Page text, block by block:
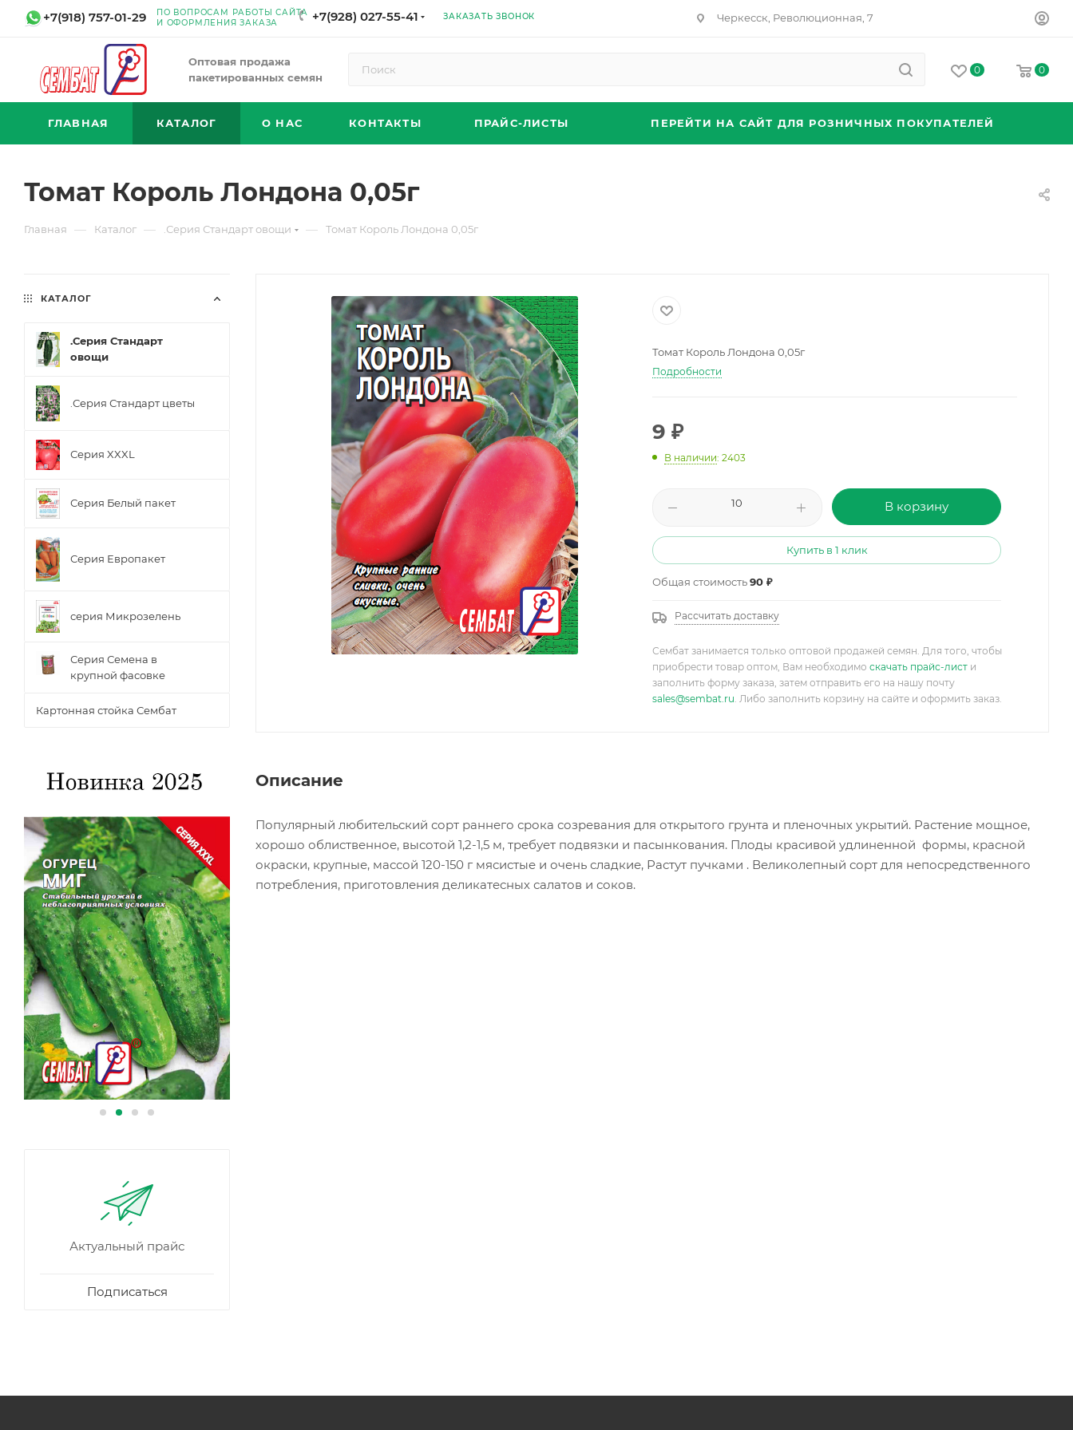
+7(918) 757-01-29
ПО ВОПРОСАМ РАБОТЫ САЙТА
И ОФОРМЛЕНИЯ ЗАКАЗА
+7(928) 027-55-41 ЗАКАЗАТЬ ЗВОНОК Черкесск, Революционная, 7
Оптовая продажа
пакетированных семян
0 0
ГЛАВНАЯ КАТАЛОГ О НАС КОНТАКТЫ ПРАЙС-ЛИСТЫ ПЕРЕЙТИ НА САЙТ ДЛЯ РОЗНИЧНЫХ ПОКУПАТЕЛЕЙ
Томат Король Лондона 0,05г
Главная — Каталог — .Серия Стандарт овощи — Томат Король Лондона 0,05г
Томат Король Лондона 0,05г
Подробности
9 ₽
В наличии: 2403
В корзину
Купить в 1 клик
Общая стоимость90 ₽
Рассчитать доставку
Сембат занимается только оптовой продажей семян. Для того, чтобы
приобрести товар оптом, Вам необходимо скачать прайс-лист и
заполнить форму заказа, затем отправить его на нашу почту
sales@sembat.ru. Либо заполнить корзину на сайте и оформить заказ.
Описание
Популярный любительский сорт раннего срока созревания для открытого грунта и пленочных укрытий. Растение мощное,
хорошо облиственное, высотой 1,2-1,5 м, требует подвязки и пасынкования. Плоды красивой удлиненной формы, красной
окраски, крупные, массой 120-150 г мясистые и очень сладкие, Растут пучками . Великолепный сорт для непосредственного
потребления, приготовления деликатесных салатов и соков.
КАТАЛОГ
.Серия Стандарт
овощи
.Серия Стандарт цветы
Серия XXXL
Серия Белый пакет
Серия Европакет
серия Микрозелень
Серия Семена в
крупной фасовке
Картонная стойка Сембат
Актуальный прайс
Подписаться